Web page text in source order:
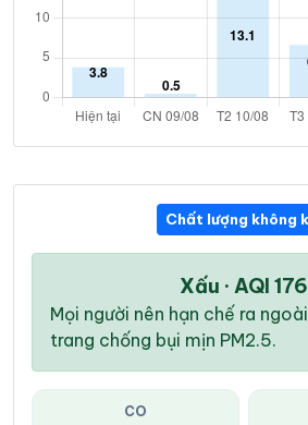
Chất lượng không
Xấu · AQI 176
Mọi người nên hạn chế ra
trang chống bụi mịn PM2.5.
CO